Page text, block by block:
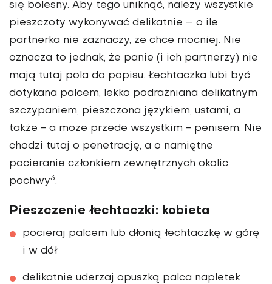
się bolesny. Aby tego uniknąć, należy wszystkie
pieszczoty wykonywać delikatnie – o ile
partnerka nie zaznaczy, że chce mocniej. Nie
oznacza to jednak, że panie (i ich partnerzy) nie
mają tutaj pola do popisu. Łechtaczka lubi być
dotykana palcem, lekko podrażniana delikatnym
szczypaniem, pieszczona językiem, ustami, a
także - a może przede wszystkim - penisem. Nie
chodzi tutaj o penetrację, a o namiętne
pocieranie członkiem zewnętrznych okolic
pochwy3.
Pieszczenie łechtaczki: kobieta
pocieraj palcem lub dłonią łechtaczkę w górę
i w dół
delikatnie uderzaj opuszką palca napletek